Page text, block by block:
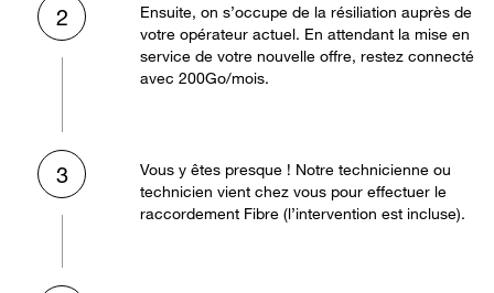
2
Ensuite, on s’occupe de la résiliation auprès de
votre opérateur actuel. En attendant la mise en
service de votre nouvelle offre, restez connecté
avec 200Go/mois.
3
Vous y êtes presque ! Notre technicienne ou
technicien vient chez vous pour effectuer le
raccordement Fibre (l’intervention est incluse).